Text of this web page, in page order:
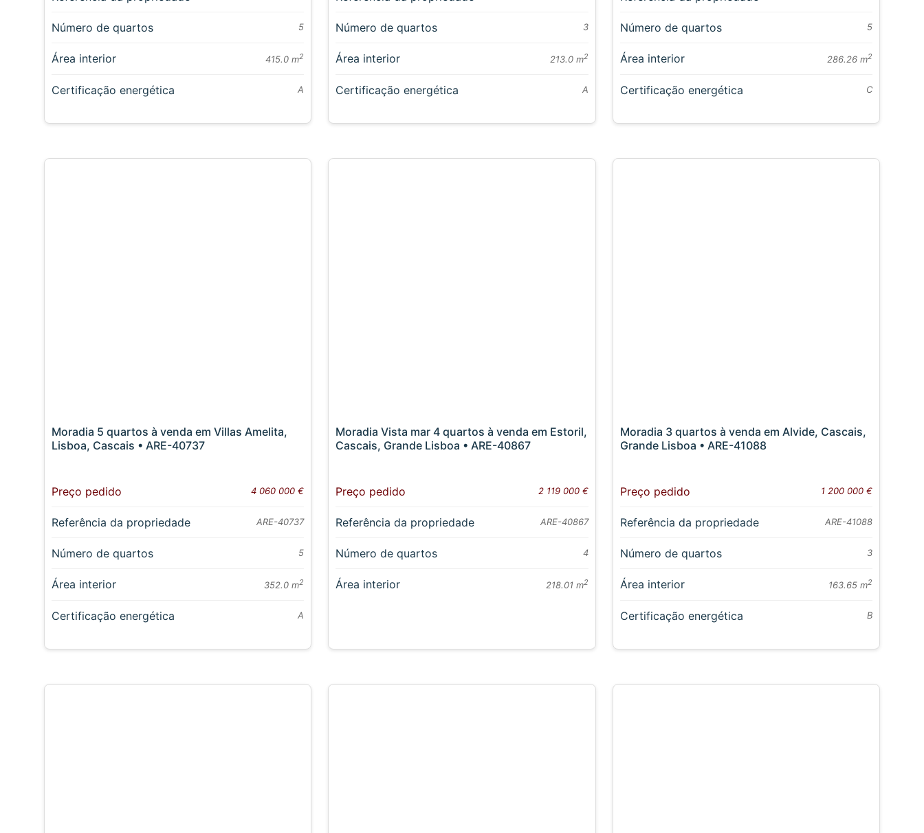
Número de quartos 5
Área interior 415.0 m2
Certificação energética A
Número de quartos 3
Área interior 213.0 m2
Certificação energética A
Número de quartos 5
Área interior 286.26 m2
Certificação energética C
Moradia 5 quartos à venda em Villas Amelita,
Lisboa, Cascais • ARE-40737
Preço pedido 4 060 000 €
Referência da propriedade ARE-40737
Número de quartos 5
Área interior 352.0 m2
Certificação energética A
Moradia Vista mar 4 quartos à venda em Estoril,
Cascais, Grande Lisboa • ARE-40867
Preço pedido 2 119 000 €
Referência da propriedade ARE-40867
Número de quartos 4
Área interior 218.01 m2
Moradia 3 quartos à venda em Alvide, Cascais,
Grande Lisboa • ARE-41088
Preço pedido 1 200 000 €
Referência da propriedade ARE-41088
Número de quartos 3
Área interior 163.65 m2
Certificação energética B